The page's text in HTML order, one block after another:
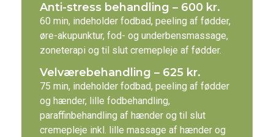
Anti-stress behandling – 600 kr.
60 min, indeholder fodbad, peeling af fødder,
øre-akupunktur, fod- og underbensmassage,
zoneterapi og til slut cremepleje af fødder.
Velværebehandling – 625 kr.
75 min, indeholder fodbad, peeling af fødder
og hænder, lille fodbehandling,
paraffinbehandling af hænder og til slut
cremepleje inkl. lille massage af hænder og